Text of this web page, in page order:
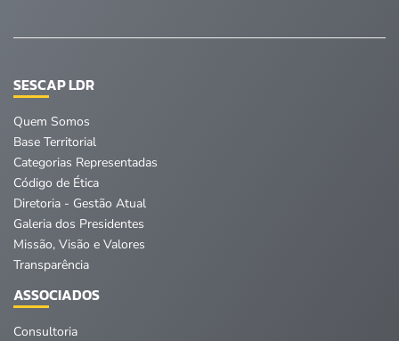
SESCAP LDR
Quem Somos
Base Territorial
Categorias Representadas
Código de Ética
Diretoria - Gestão Atual
Galeria dos Presidentes
Missão, Visão e Valores
Transparência
ASSOCIADOS
Consultoria